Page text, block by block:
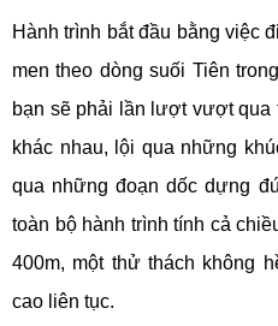
Hành trình bắt đầu bằng việc
men theo dòng suối Tiên
bạn sẽ phải lần lượt vượt
khác nhau, lội qua những
qua những đoạn dốc dựng
toàn bộ hành trình tính cả
400m, một thử thách không
cao liên tục.